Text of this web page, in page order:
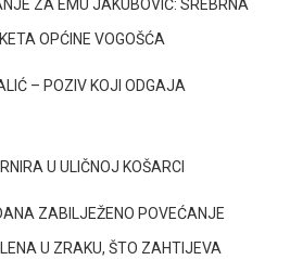
ZA EMU JAKUBOVIĆ: SREBRNA
OPĆINE VOGOŠĆA
– POZIV KOJI ODGAJA
U ULIČNOJ KOŠARCI
ZABILJEŽENO POVEĆANJE
U ZRAKU, ŠTO ZAHTIJEVA